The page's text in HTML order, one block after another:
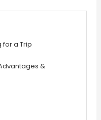
for a Trip
&